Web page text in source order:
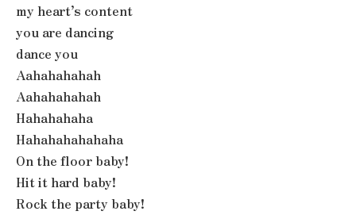
my heart’s content
you are dancing
dance you
Aahahahahah
Aahahahahah
Hahahahaha
Hahahahahahaha
On the floor baby!
Hit it hard baby!
Rock the party baby!